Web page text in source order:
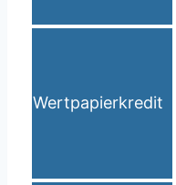
Wertpapierkredit